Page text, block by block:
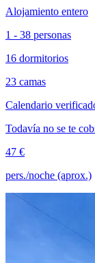
Alojamiento entero
1 - 38 personas
16 dormitorios
23 camas
Calendario
Todavía no se te
47 €
pers./noche (aprox.)